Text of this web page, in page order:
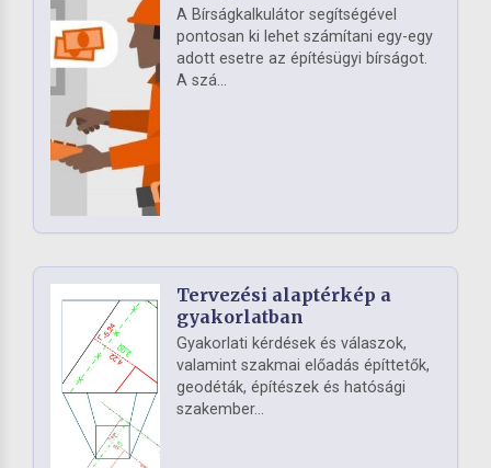
A Bírságkalkulátor segítségével
pontosan ki lehet számítani egy-egy
adott esetre az építésügyi bírságot.
A szá...
Tervezési alaptérkép a
gyakorlatban
Gyakorlati kérdések és válaszok,
valamint szakmai előadás építtetők,
geodéták, építészek és hatósági
szakember...